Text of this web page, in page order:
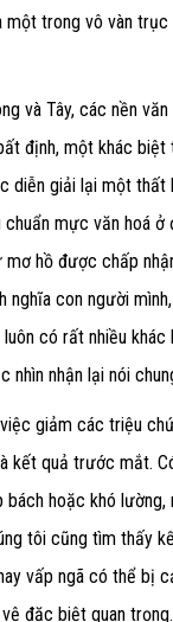
trong vô vàn
và Tây, các nền
định, một khác
giải lại một thất
mực văn hoá
hồ được chấp
nghĩa con người
có rất nhiều
nhìn nhận lại nói
giảm các triệu
kết quả trước mắt.
hoặc khó
tôi cũng tìm thấy
vấp ngã có thể bị
đặc biệt quan trọng.